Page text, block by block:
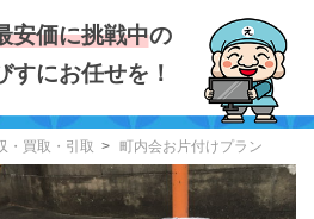
安価に挑戦中の
すにお任せを！
・買取・引取 町内会お片付けプラン